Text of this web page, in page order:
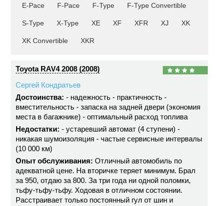
E-Pace F-Pace F-Type F-Type Convertible
S-Type X-Type XE XF XFR XJ XK
XK Convertible XKR
Toyota RAV4 2008 (2008)
Сергей Кондратьев
Достоинства: - надежность - практичность -
вместительность - запаска на задней двери (экономия
места в багажнике) - оптимальный расход топлива
Недостатки: - устаревший автомат (4 ступени) -
никакая шумоизоляция - частые сервисные интервалы
(10 000 км)
Опыт обслуживания: Отличный автомобиль по
адекватной цене. На вторичке теряет минимум. Брал
за 950, отдаю за 800. За три года ни одной поломки,
тьфу-тьфу-тьфу. Ходовая в отличном состоянии.
Расстраивает только постоянный гул от шин и